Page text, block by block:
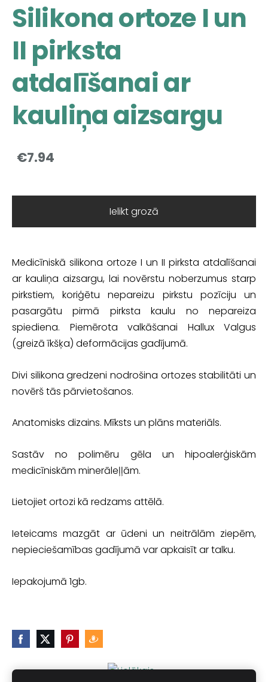
Silikona ortoze I un
II pirksta
atdalīšanai ar
kauliņa aizsargu
€7.94
Ielikt grozā
Medicīniskā silikona ortoze I un II pirksta atdalīšanai
ar kauliņa aizsargu, lai novērstu noberzumus starp
pirkstiem, koriģētu nepareizu pirkstu pozīciju un
pasargātu pirmā pirksta kaulu no nepareiza
spiediena. Piemērota valkāšanai Hallux Valgus
(greizā īkšķa) deformācijas gadījumā.
Divi silikona gredzeni nodrošina ortozes stabilitāti un
novērš tās pārvietošanos.
Anatomisks dizains. Mīksts un plāns materiāls.
Sastāv no polimēru gēla un hipoalerģiskām
medicīniskām minerāleļļām.
Lietojiet ortozi kā redzams attēlā.
Ieteicams mazgāt ar ūdeni un neitrālām ziepēm,
nepieciešamības gadījumā var apkaisīt ar talku.
Iepakojumā 1gb.